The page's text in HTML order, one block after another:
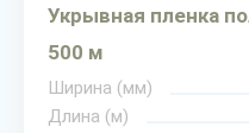
Укрывная пленка
500 м
Ширина (мм)
Длина (м)